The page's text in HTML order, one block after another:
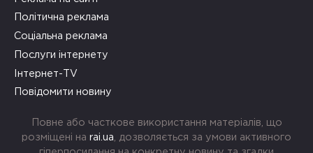
Політична реклама
Соціальна реклама
Послуги інтернету
Інтернет-TV
Повідомити новину
Повне або часткове використання матеріалів, що
розміщені на rai.ua , дозволяється за умови активного